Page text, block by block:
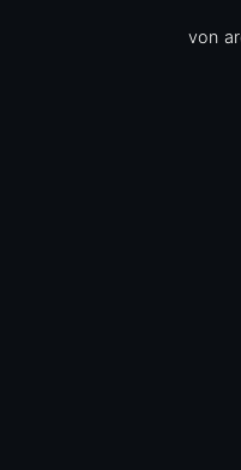
von